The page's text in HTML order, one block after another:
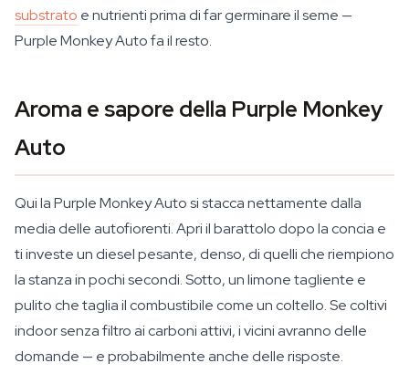
substrato e nutrienti prima di far germinare il seme —
Purple Monkey Auto fa il resto.
Aroma e sapore della Purple Monkey
Auto
Qui la Purple Monkey Auto si stacca nettamente dalla
media delle autofiorenti. Apri il barattolo dopo la concia e
ti investe un diesel pesante, denso, di quelli che riempiono
la stanza in pochi secondi. Sotto, un limone tagliente e
pulito che taglia il combustibile come un coltello. Se coltivi
indoor senza filtro ai carboni attivi, i vicini avranno delle
domande — e probabilmente anche delle risposte.